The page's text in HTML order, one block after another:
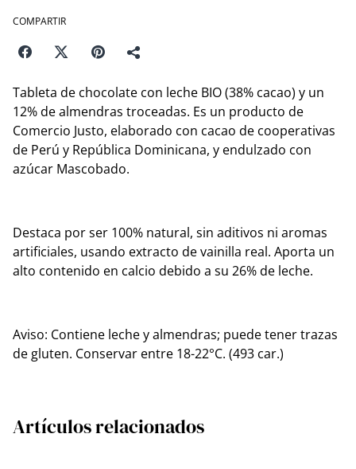
COMPARTIR
Tableta de chocolate con leche BIO (38% cacao) y un
12% de almendras troceadas. Es un producto de
Comercio Justo, elaborado con cacao de cooperativas
de Perú y República Dominicana, y endulzado con
azúcar Mascobado.
Destaca por ser 100% natural, sin aditivos ni aromas
artificiales, usando extracto de vainilla real. Aporta un
alto contenido en calcio debido a su 26% de leche.
Aviso: Contiene leche y almendras; puede tener trazas
de gluten. Conservar entre 18-22°C. (493 car.)
Artículos relacionados